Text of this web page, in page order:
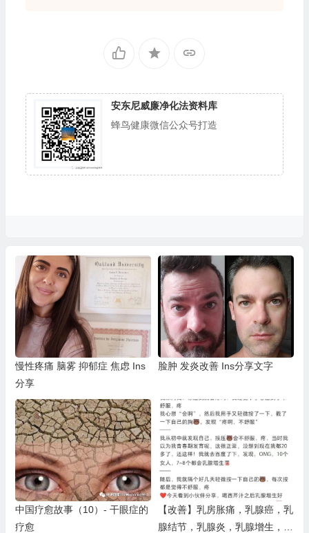
安东尼威廉净化法资料库
蜂鸟健康微信公众号打造
慢性疼痛 脑雾 抑郁症 焦虑 Ins
分享
脸肿 发炎改善 Ins分享文字
中国疗愈故事（10）- 干眼症的
疗愈
【改善】乳房胀痛，乳腺癌，乳
腺结节，乳腺炎，乳腺增生，乳